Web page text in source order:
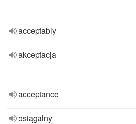
acceptably
akceptacja
acceptance
osiągalny